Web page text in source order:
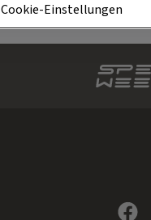
Cookie-Einstellungen